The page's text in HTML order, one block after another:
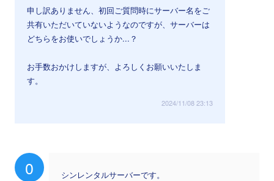
申し訳ありません、初回ご質問時にサーバー名をご
共有いただいていないようなのですが、サーバーは
どちらをお使いでしょうか...？
お手数おかけしますが、よろしくお願いいたしま
す。
2024/11/08 23:13
0 シンレンタルサーバーです。